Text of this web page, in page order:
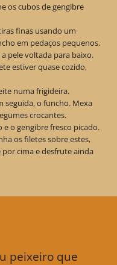
os cubos de gengibre
finas usando um
em pedaços pequenos.
pele voltada para baixo.
estiver quase cozido,
numa frigideira.
seguida, o funcho. Mexa
crocantes.
e o gengibre fresco picado.
os filetes sobre estes,
cima e desfrute ainda
peixeiro que